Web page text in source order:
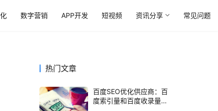
数字营销 APP开发 短视频 资讯分享 常见问题
热门文章
百度SEO优化供应商：百
度索引量和百度收录量有